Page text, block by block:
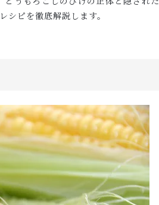
ピを徹底解説します。